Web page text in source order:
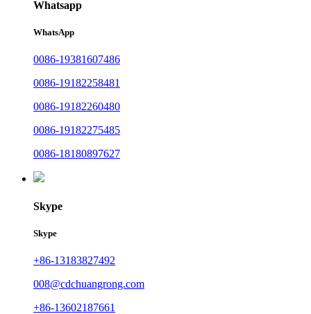
Whatsapp
WhatsApp
0086-19381607486
0086-19182258481
0086-19182260480
0086-19182275485
0086-18180897627
Skype
Skype
+86-13183827492
008@cdchuangrong.com
+86-13602187661